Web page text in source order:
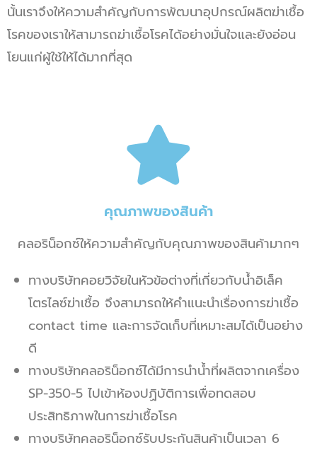
นั้นเราจึงให้ความสำคัญกับการพัฒนาอุปกรณ์ผลิตฆ่าเชื้อ
โรคของเราให้สามารถฆ่าเชื้อโรคได้อย่างมั่นใจและยังอ่อน
โยนแก่ผู้ใช้ให้ได้มากที่สุด
คุณภาพของสินค้า
คลอริน็อกซ์ให้ความสำคัญกับคุณภาพของสินค้ามากๆ
ทางบริษัทคอยวิจัยในหัวข้อต่างที่เกี่ยวกับน้ำอิเล็ค
โตรไลซ์ฆ่าเชื้อ จึงสามารถให้คำแนะนำเรื่องการฆ่าเชื้อ
contact time และการจัดเก็บที่เหมาะสมได้เป็นอย่าง
ดี
ทางบริษัทคลอริน็อกซ์ได้มีการนำน้ำที่ผลิตจากเครื่อง
SP-350-5 ไปเข้าห้องปฏิบัติการเพื่อทดสอบ
ประสิทธิภาพในการฆ่าเชื้อโรค
ทางบริษัทคลอริน็อกซ์รับประกันสินค้าเป็นเวลา 6